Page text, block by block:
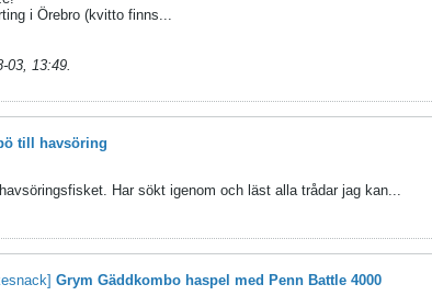
i Örebro (kvitto finns...
03, 13:49.
till havsöring
Har sökt igenom och läst alla trådar jag kan...
Grym Gäddkombo haspel med Penn Battle 4000